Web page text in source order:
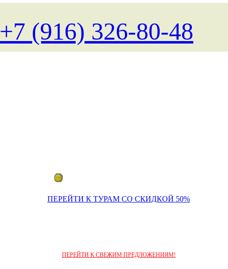
+7 (916) 326-80-48
ПЕРЕЙТИ К ТУРАМ СО СКИДКОЙ 50%
ПЕРЕЙТИ К СВЕЖИМ ПРЕДЛОЖЕНИЯМ!